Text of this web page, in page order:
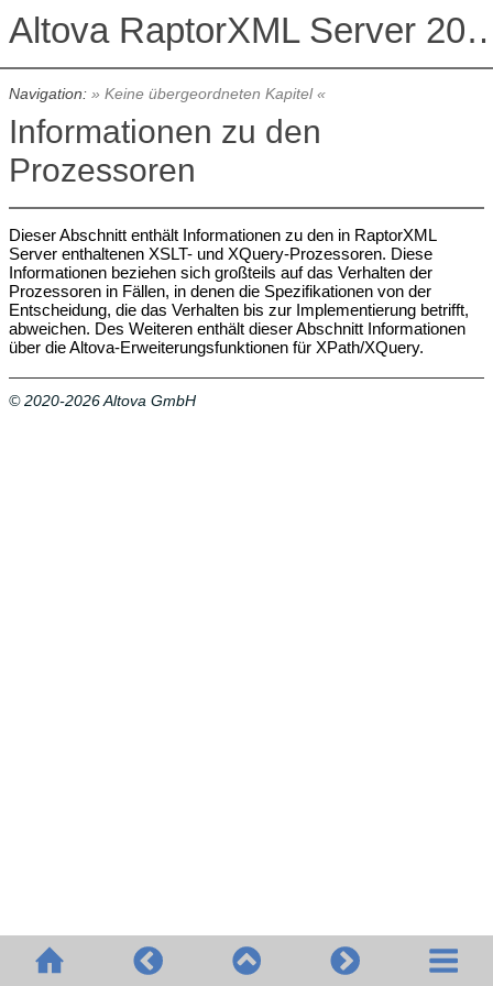
Altova
Navigation: » Keine übergeordneten Kapitel «
Informationen zu den
Prozessoren
Dieser Abschnitt enthält Informationen zu den in RaptorXML
Server enthaltenen XSLT- und XQuery-Prozessoren. Diese
Informationen beziehen sich großteils auf das Verhalten der
Prozessoren in Fällen, in denen die Spezifikationen von der
Entscheidung, die das Verhalten bis zur Implementierung betrifft,
abweichen. Des Weiteren enthält dieser Abschnitt Informationen
über die Altova-Erweiterungsfunktionen für XPath/XQuery.
© 2020-2026 Altova GmbH